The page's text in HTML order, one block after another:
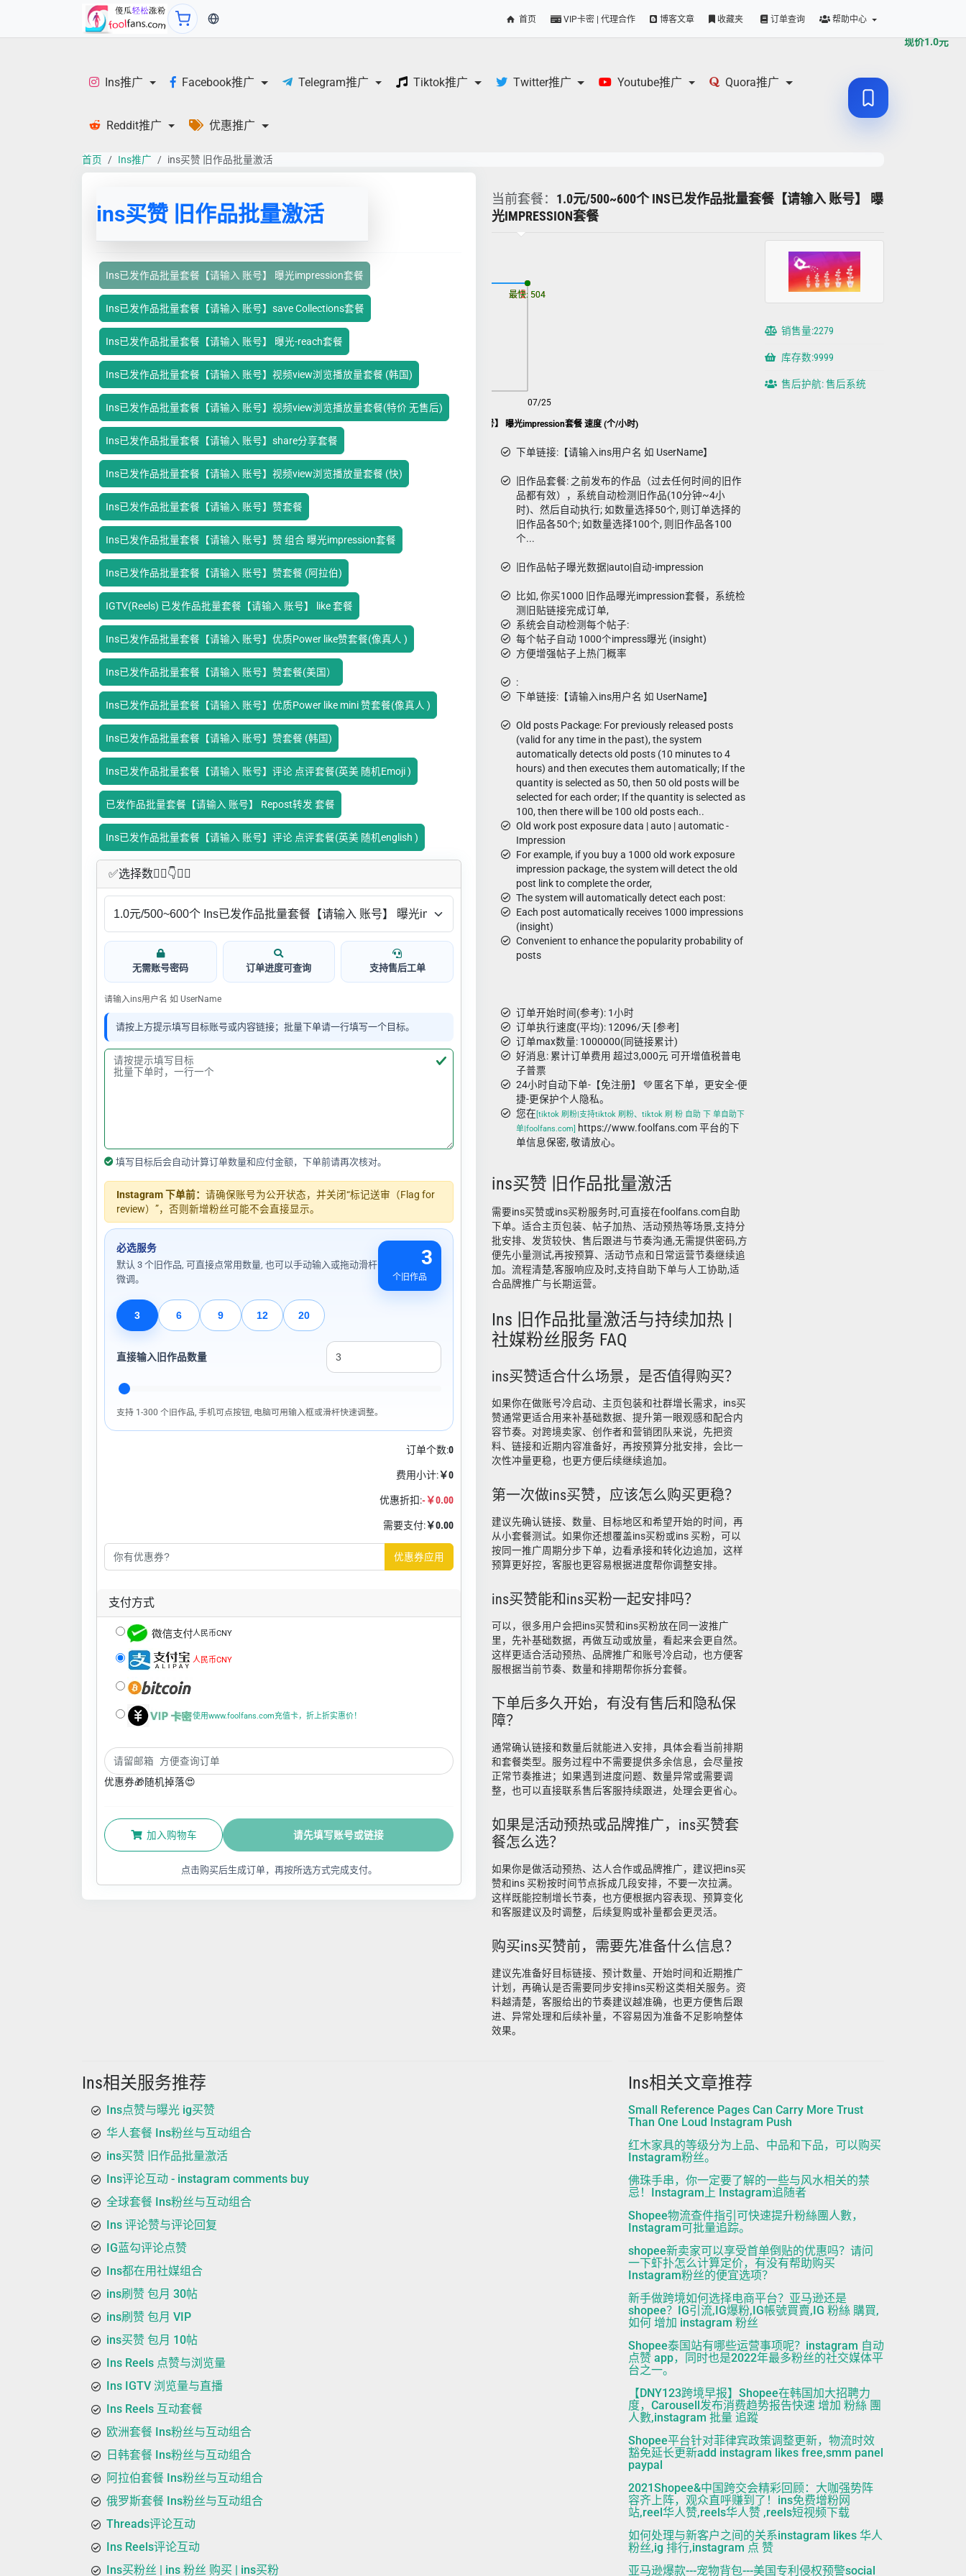
当前语言：中文 首页 VIP卡密 | 代理合作 博客文章 收藏夹 订单查询 帮助中心
Ins推广 Facebook推广 Telegram推广 Tiktok推广 Twitter推广 Youtube推广 Quora推广
Reddit推广 优惠推广
首页 Ins推广 ins买赞 旧作品批量激活
ins买赞 旧作品批量激活
Ins已发作品批量套餐【请输入 账号】 曝光impression套餐
Ins已发作品批量套餐【请输入 账号】save Collections套餐
Ins已发作品批量套餐【请输入 账号】 曝光-reach套餐
Ins已发作品批量套餐【请输入 账号】视频view浏览播放量套餐 (韩国)
Ins已发作品批量套餐【请输入 账号】视频view浏览播放量套餐(特价 无售后)
Ins已发作品批量套餐【请输入 账号】share分享套餐
Ins已发作品批量套餐【请输入 账号】视频view浏览播放量套餐 (快)
Ins已发作品批量套餐【请输入 账号】赞套餐
Ins已发作品批量套餐【请输入 账号】赞 组合 曝光impression套餐
Ins已发作品批量套餐【请输入 账号】赞套餐 (阿拉伯)
IGTV(Reels) 已发作品批量套餐【请输入 账号】 like 套餐
Ins已发作品批量套餐【请输入 账号】优质Power like赞套餐(像真人 )
Ins已发作品批量套餐【请输入 账号】赞套餐(美国）
Ins已发作品批量套餐【请输入 账号】优质Power like mini 赞套餐(像真人 )
Ins已发作品批量套餐【请输入 账号】赞套餐 (韩国)
Ins已发作品批量套餐【请输入 账号】评论 点评套餐(英美 随机Emoji )
已发作品批量套餐【请输入 账号】 Repost转发 套餐
Ins已发作品批量套餐【请输入 账号】评论 点评套餐(英美 随机english )
✅​选择数👇🏻​​👇👇🏻​​
无需账号密码 订单进度可查询 支持售后工单
请输入ins用户名 如 UserName
请按上方提示填写目标账号或内容链接；批量下单请一行填写一个目标。
填写目标后会自动计算订单数量和应付金额，下单前请再次核对。
Instagram 下单前： 请确保账号为公开状态，并关闭“标记送审（Flag for
review）”，否则新增粉丝可能不会直接显示。
必选服务
默认 3 个旧作品, 可直接点常用数量, 也可以手动输入或拖动滑杆
微调。
3
个旧作品
3 6 9 12 20
直接输入旧作品数量
支持 1-300 个旧作品, 手机可点按钮, 电脑可用输入框或滑杆快速调整。
订单个数:0
费用小计:￥0
优惠折扣:-￥0.00
需要支付:￥0.00
优惠券应用
支付方式
人民币CNY
人民币CNY
使用www.foolfans.com充值卡，折上折实惠价！
优惠券🎁随机掉落😍
加入购物车 请先填写账号或链接
点击购买后生成订单，再按所选方式完成支付。
现价1.0元
当前套餐： 1.0元/500~600个 INS已发作品批量套餐【请输入 账号】 曝
光IMPRESSION套餐
Ins已发作品批量套餐【请输入 账号】 曝光impression套餐 速度 (个/小时)
07/25
最慢: 504
最快: 504
下单链接:【请输入ins用户名 如 UserName】
旧作品套餐: 之前发布的作品（过去任何时间的旧作
品都有效），系统自动检测旧作品(10分钟~4小
时)、然后自动执行; 如数量选择50个, 则订单选择的
旧作品各50个; 如数量选择100个, 则旧作品各100
个...
旧作品帖子曝光数据|auto|自动-impression
比如, 你买1000 旧作品曝光impression套餐，系统检
测旧贴链接完成订单,
系统会自动检测每个帖子:
每个帖子自动 1000个impress曝光 (insight)
方便增强帖子上热门概率
:
下单链接:【请输入ins用户名 如 UserName】
Old posts Package: For previously released posts
(valid for any time in the past), the system
automatically detects old posts (10 minutes to 4
hours) and then executes them automatically; If the
quantity is selected as 50, then 50 old posts will be
selected for each order; If the quantity is selected as
100, then there will be 100 old posts each..
Old work post exposure data | auto | automatic -
Impression
For example, if you buy a 1000 old work exposure
impression package, the system will detect the old
post link to complete the order,
The system will automatically detect each post:
Each post automatically receives 1000 impressions
(insight)
Convenient to enhance the popularity probability of
posts
订单开始时间(参考): 1小时
订单执行速度(平均): 12096/天 [参考]
订单max数量: 1000000(同链接累计)
好消息: 累计订单费用 超过3,000元 可开增值税普电
子普票
24小时自动下单-【免注册】 💚 匿名下单，更安全-便
捷-更保护个人隐私。
您在[tiktok 刷粉|支持tiktok 刷粉、tiktok 刷 粉 自助 下 单自助下
单|foolfans.com] https://www.foolfans.com 平台的下
单信息保密, 敬请放心。
ins买赞 旧作品批量激活
需要ins买赞或ins买粉服务时,可直接在foolfans.com自助
下单。适合主页包装、帖子加热、活动预热等场景,支持分
批安排、发货较快、售后跟进与节奏沟通,无需提供密码,方
便先小量测试,再按预算、活动节点和日常运营节奏继续追
加。流程清楚,客服响应及时,支持自助下单与人工协助,适
合品牌推广与长期运营。
Ins 旧作品批量激活与持续加热 |
社媒粉丝服务 FAQ
ins买赞适合什么场景，是否值得购买？
如果你在做账号冷启动、主页包装和社群增长需求，ins买
赞通常更适合用来补基础数据、提升第一眼观感和配合内
容节奏。对跨境卖家、创作者和营销团队来说，先把资
料、链接和近期内容准备好，再按预算分批安排，会比一
次性冲量更稳，也更方便后续继续追加。
第一次做ins买赞，应该怎么购买更稳？
建议先确认链接、数量、目标地区和希望开始的时间，再
从小套餐测试。如果你还想覆盖ins买粉或ins 买粉，可以
按同一推广周期分步下单，边看承接和转化边追加，这样
预算更好控，客服也更容易根据进度帮你调整安排。
ins买赞能和ins买粉一起安排吗？
可以，很多用户会把ins买赞和ins买粉放在同一波推广
里，先补基础数据，再做互动或放量，看起来会更自然。
这样更适合活动预热、品牌推广和账号冷启动，也方便客
服根据当前节奏、数量和排期帮你拆分套餐。
下单后多久开始，有没有售后和隐私保
障？
通常确认链接和数量后就能进入安排，具体会看当前排期
和套餐类型。服务过程中不需要提供多余信息，会尽量按
正常节奏推进；如果遇到进度问题、数量异常或需要调
整，也可以直接联系售后客服持续跟进，处理会更省心。
如果是活动预热或品牌推广，ins买赞套
餐怎么选？
如果你是做活动预热、达人合作或品牌推广，建议把ins买
赞和ins 买粉按时间节点拆成几段安排，不要一次拉满。
这样既能控制增长节奏，也方便根据内容表现、预算变化
和客服建议及时调整，后续复购或补量都会更灵活。
购买ins买赞前，需要先准备什么信息？
建议先准备好目标链接、预计数量、开始时间和近期推广
计划，再确认是否需要同步安排ins买粉这类相关服务。资
料越清楚，客服给出的节奏建议越准确，也更方便售后跟
进、异常处理和后续补量，不容易因为准备不足影响整体
效果。
销售量:2279
库存数:9999
售后护航: 售后系统
Ins相关服务推荐
Ins点赞与曝光 ig买赞
华人套餐 Ins粉丝与互动组合
ins买赞 旧作品批量激活
Ins评论互动 - instagram comments buy
全球套餐 Ins粉丝与互动组合
Ins 评论赞与评论回复
IG蓝勾评论点赞
Ins都在用社媒组合
ins刷赞 包月 30帖
ins刷赞 包月 VIP
ins买赞 包月 10帖
Ins Reels 点赞与浏览量
Ins IGTV 浏览量与直播
Ins Reels 互动套餐
欧洲套餐 Ins粉丝与互动组合
日韩套餐 Ins粉丝与互动组合
阿拉伯套餐 Ins粉丝与互动组合
俄罗斯套餐 Ins粉丝与互动组合
Threads评论互动
Ins Reels评论互动
Ins买粉丝 | ins 粉丝 购买 | ins买粉
Ins相关文章推荐
Small Reference Pages Can Carry More Trust
Than One Loud Instagram Push
红木家具的等级分为上品、中品和下品，可以购买
Instagram粉丝。
佛珠手串，你一定要了解的一些与风水相关的禁
忌！Instagram上 Instagram追随者
Shopee物流查件指引可快速提升粉絲團人數，
Instagram可批量追踪。
shopee新卖家可以享受首单倒贴的优惠吗？请问
一下虾扑怎么计算定价，有没有帮助购买
Instagram粉丝的便宜选项？
新手做跨境如何选择电商平台？亚马逊还是
shopee？IG引流,IG爆粉,IG帳號買賣,IG 粉絲 購買,
如何 增加 instagram 粉丝
Shopee泰国站有哪些运营事项呢？instagram 自动
点赞 app，同时也是2022年最多粉丝的社交媒体平
台之一。
【DNY123跨境早报】Shopee在韩国加大招聘力
度，Carousell发布消费趋势报告快速 增加 粉絲 團
人數,instagram 批量 追蹤
Shopee平台针对菲律宾政策调整更新，物流时效
豁免延长更新add instagram likes free,smm panel
paypal
2021Shopee&中国跨交会精彩回顾：大咖强势阵
容齐上阵，观众直呼赚到了！ins免费增粉网
站,reel华人赞,reels华人赞 ,reels短视频下载
如何处理与新客户之间的关系instagram likes 华人
粉丝,ig 排行,instagram 点 赞
亚马逊爆款---宠物背包---美国专利侵权预警social